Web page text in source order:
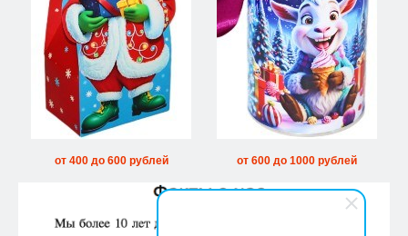
от 400 до 600 рублей от 600 до 1000 рублей